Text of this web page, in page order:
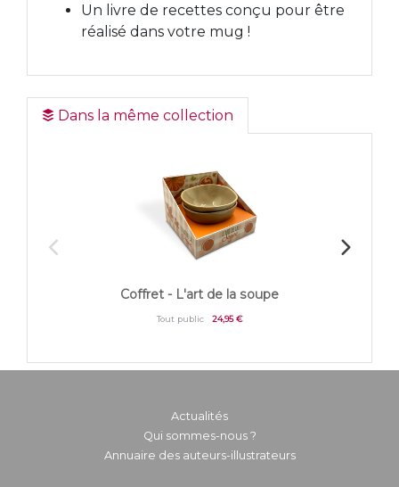
Un livre de recettes conçu pour être
réalisé dans votre mug !
Dans la même collection
Coffret - L'art de la soupe
Tout public 24,95 €
Actualités
Qui sommes-nous ?
Annuaire des auteurs-illustrateurs